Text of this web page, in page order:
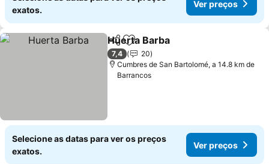
exatos.
Ver preços
PartilharAdicionar aos favoritos
Huerta Barba
7,4
20
Cumbres de San Bartolomé, a 14.8 km de
Barrancos
Selecione as datas para ver os preços
exatos.
Ver preços